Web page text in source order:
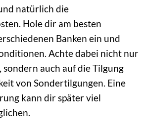
natürlich die
Hole dir am besten
Banken ein und
Achte dabei nicht nur
sondern auch auf die Tilgung
von Sondertilgungen. Eine
kann dir später viel